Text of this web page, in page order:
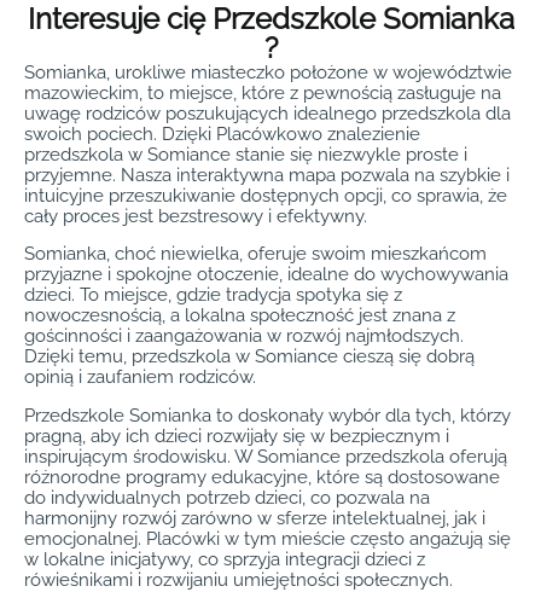
Interesuje cię Przedszkole Somianka
?
Somianka, urokliwe miasteczko położone w województwie
mazowieckim, to miejsce, które z pewnością zasługuje na
uwagę rodziców poszukujących idealnego przedszkola dla
swoich pociech. Dzięki Placówkowo znalezienie
przedszkola w Somiance stanie się niezwykle proste i
przyjemne. Nasza interaktywna mapa pozwala na szybkie i
intuicyjne przeszukiwanie dostępnych opcji, co sprawia, że
cały proces jest bezstresowy i efektywny.
Somianka, choć niewielka, oferuje swoim mieszkańcom
przyjazne i spokojne otoczenie, idealne do wychowywania
dzieci. To miejsce, gdzie tradycja spotyka się z
nowoczesnością, a lokalna społeczność jest znana z
gościnności i zaangażowania w rozwój najmłodszych.
Dzięki temu, przedszkola w Somiance cieszą się dobrą
opinią i zaufaniem rodziców.
Przedszkole Somianka to doskonały wybór dla tych, którzy
pragną, aby ich dzieci rozwijały się w bezpiecznym i
inspirującym środowisku. W Somiance przedszkola oferują
różnorodne programy edukacyjne, które są dostosowane
do indywidualnych potrzeb dzieci, co pozwala na
harmonijny rozwój zarówno w sferze intelektualnej, jak i
emocjonalnej. Placówki w tym mieście często angażują się
w lokalne inicjatywy, co sprzyja integracji dzieci z
rówieśnikami i rozwijaniu umiejętności społecznych.